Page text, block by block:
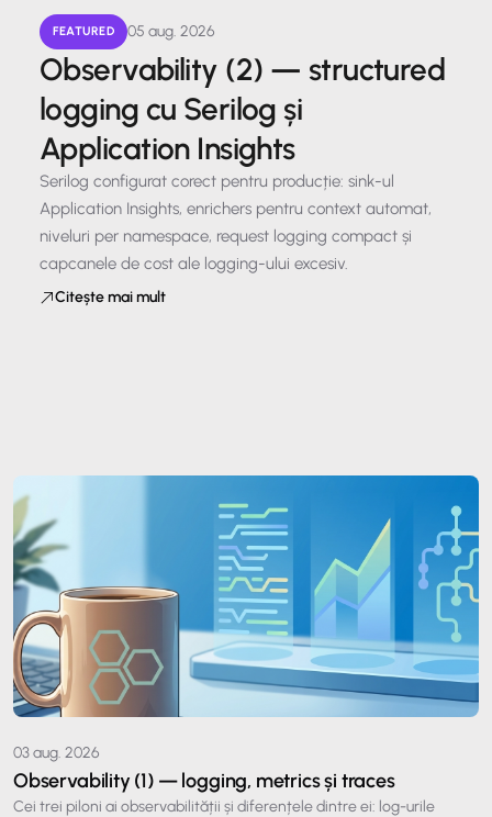
FEATURED 05 aug. 2026
Observability (2) — structured
logging cu Serilog și
Application Insights
Serilog configurat corect pentru producție: sink-ul
Application Insights, enrichers pentru context automat,
niveluri per namespace, request logging compact și
capcanele de cost ale logging-ului excesiv.
Citește mai mult
03 aug. 2026
Observability (1) — logging, metrics și traces
Cei trei piloni ai observabilității și diferențele dintre ei: log-urile